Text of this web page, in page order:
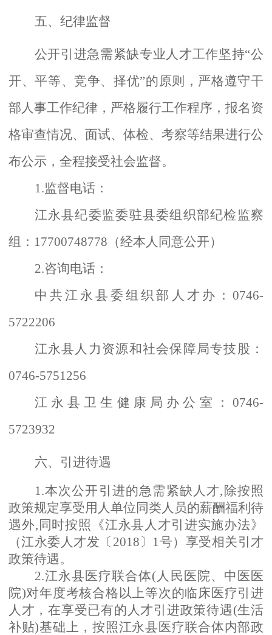
五、纪律监督
公开引进急需紧缺专业人才工作坚持“公
开、平等、竞争、择优”的原则，严格遵守干
部人事工作纪律，严格履行工作程序，报名资
格审查情况、面试、体检、考察等结果进行公
布公示，全程接受社会监督。
1.监督电话：
江永县纪委监委驻县委组织部纪检监察
组： 17700748778（经本人同意公开）
2.咨询电话：
中共江永县委组织部人才办： 0746-
5722206
江永县人力资源和社会保障局专技股：
0746-5751256
江永县卫生健康局办公室： 0746-
5723932
六、引进待遇
1.本次公开引进的急需紧缺人才,除按照
政策规定享受用人单位同类人员的薪酬福利待
遇外,同时按照《江永县人才引进实施办法》
（江永委人才发〔2018〕1号）享受相关引才
政策待遇。
2.江永县医疗联合体(人民医院、中医医
院)对年度考核合格以上等次的临床医疗引进
人才，在享受已有的人才引进政策待遇(生活
补贴)基础上，按照江永县医疗联合体内部政